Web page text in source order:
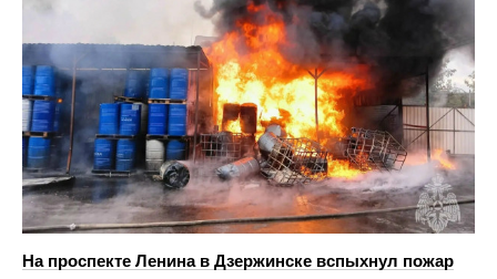
На проспекте Ленина в Дзержинске вспыхнул пожар